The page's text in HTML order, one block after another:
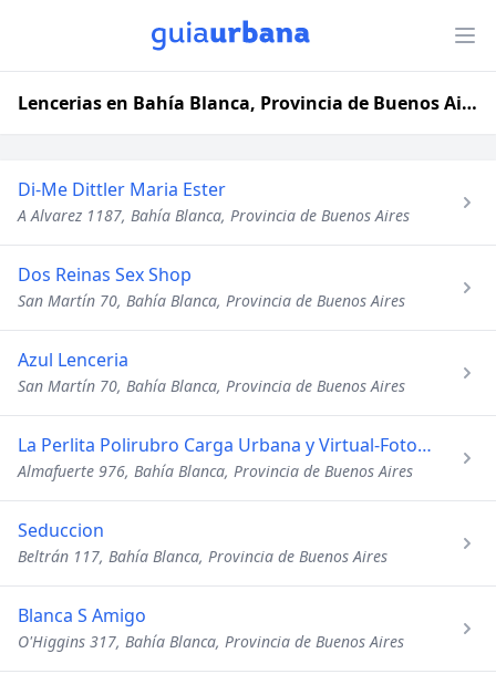
Lencerias en Bahía Blanca, Provincia de Buenos Aires
Di-Me Dittler Maria Ester
A Alvarez 1187, Bahía Blanca, Provincia de Buenos Aires
Dos Reinas Sex Shop
San Martín 70, Bahía Blanca, Provincia de Buenos Aires
Azul Lenceria
San Martín 70, Bahía Blanca, Provincia de Buenos Aires
La Perlita Polirubro Carga Urbana y Virtual-Fotocopias
Almafuerte 976, Bahía Blanca, Provincia de Buenos Aires
Seduccion
Beltrán 117, Bahía Blanca, Provincia de Buenos Aires
Blanca S Amigo
O'Higgins 317, Bahía Blanca, Provincia de Buenos Aires